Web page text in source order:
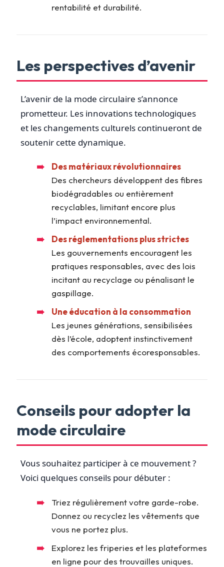
rentabilité et durabilité.
Les perspectives d’avenir
L’avenir de la mode circulaire s’annonce
prometteur. Les innovations technologiques
et les changements culturels continueront de
soutenir cette dynamique.
Des matériaux révolutionnaires
Des chercheurs développent des fibres
biodégradables ou entièrement
recyclables, limitant encore plus
l’impact environnemental.
Des réglementations plus strictes
Les gouvernements encouragent les
pratiques responsables, avec des lois
incitant au recyclage ou pénalisant le
gaspillage.
Une éducation à la consommation
Les jeunes générations, sensibilisées
dès l’école, adoptent instinctivement
des comportements écoresponsables.
Conseils pour adopter la
mode circulaire
Vous souhaitez participer à ce mouvement ?
Voici quelques conseils pour débuter :
Triez régulièrement votre garde-robe.
Donnez ou recyclez les vêtements que
vous ne portez plus.
Explorez les friperies et les plateformes
en ligne pour des trouvailles uniques.